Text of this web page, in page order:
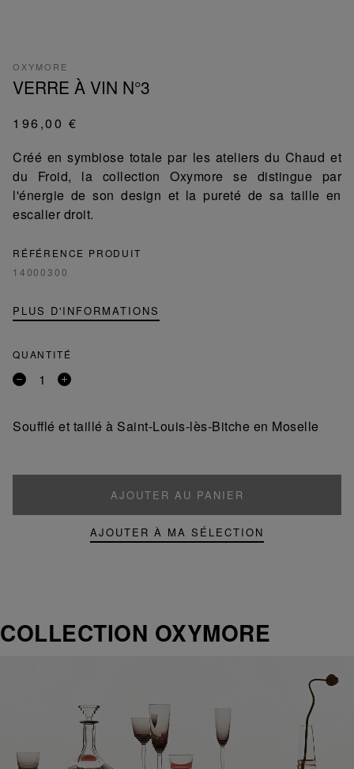
OXYMORE
VERRE À VIN N°3
196,00 €
Créé en symbiose totale par les ateliers du Chaud et
du Froid, la collection Oxymore se distingue par
l'énergie de son design et la pureté de sa taille en
escalier droit.
RÉFÉRENCE PRODUIT
14000300
PLUS D'INFORMATIONS
QUANTITÉ
Retirer
Ajouter
Soufflé et taillé à Saint-Louis-lès-Bitche en Moselle
AJOUTER AU PANIER
AJOUTER À MA SÉLECTION
COLLECTION OXYMORE